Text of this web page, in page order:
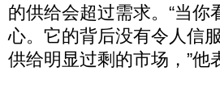
的供给会超过需求。“当
心。它的背后没有令人信
供给明显过剩的市场，”他